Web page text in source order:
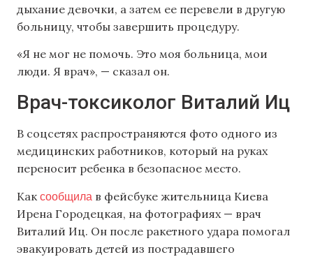
дыхание девочки, а затем ее перевели в другую
больницу, чтобы завершить процедуру.
«Я не мог не помочь. Это моя больница, мои
люди. Я врач», — сказал он.
Врач-токсиколог Виталий Иц
В соцсетях распространяются фото одного из
медицинских работников, который на руках
переносит ребенка в безопасное место.
Как сообщила в фейсбуке жительница Киева
Ирена Городецкая, на фотографиях — врач
Виталий Иц. Он после ракетного удара помогал
эвакуировать детей из пострадавшего